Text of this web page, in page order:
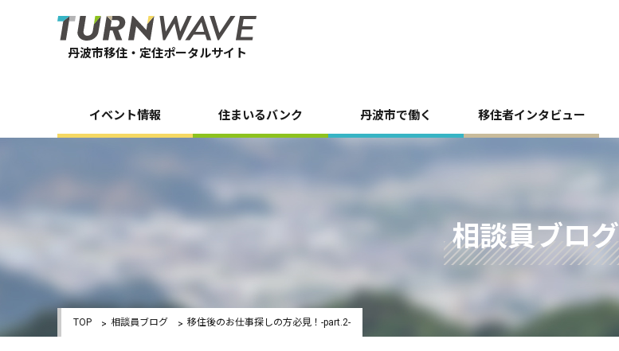
丹波市移住・定住ポータルサイト
イベント情報 住まいるバンク 丹波市で働く 移住者インタビュー
相談員ブログ
TOP 相談員ブログ 移住後のお仕事探しの方必見！-part.2-